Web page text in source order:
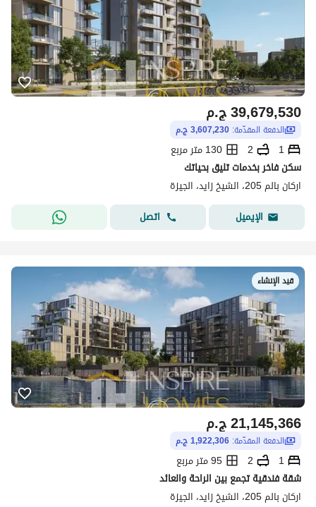
ج.م39,679,530
الدفعة المقدّمة: 3,607,230 ج.م
1
2
130 متر مربع
سكن فاخر بخدمات تليق بحياتك
اركان بالم 205، الشيخ زايد، الجيزة
الإيميل
اتصل
قيد الإنشاء
ج.م21,145,366
الدفعة المقدّمة: 1,922,306 ج.م
1
2
95 متر مربع
شقة فندقية تجمع بين الراحة والعائد
اركان بالم 205، الشيخ زايد، الجيزة